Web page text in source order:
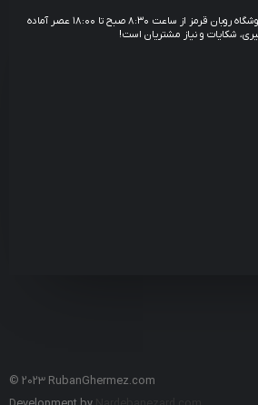
مدیریت روابط عمومی فروشگاه روبان قرمز از ساعت ۸:۳۰ صبح تا ۱۸:۰۰ عصر آماده
شکایات و نیاز مشتریان است!
© 2023 RubanGhermez.com